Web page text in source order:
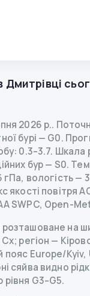
Дмитрівці
2026 р..
бурі — G0.
0.3–3.7. Шкала
бур— S0.
гПа, вологість —
якості повітря
SWPC, Open-
на
Сх; регіон —
пояс Europe/
сяйва видно
G3–G5.